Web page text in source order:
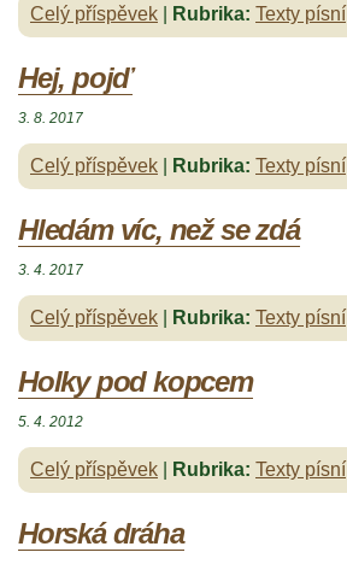
Celý příspěvek Rubrika: Texty písní
Hej, pojď
3. 8. 2017
Celý příspěvek Rubrika: Texty písní
Hledám víc, než se zdá
3. 4. 2017
Celý příspěvek Rubrika: Texty písní
Holky pod kopcem
5. 4. 2012
Celý příspěvek Rubrika: Texty písní
Horská dráha